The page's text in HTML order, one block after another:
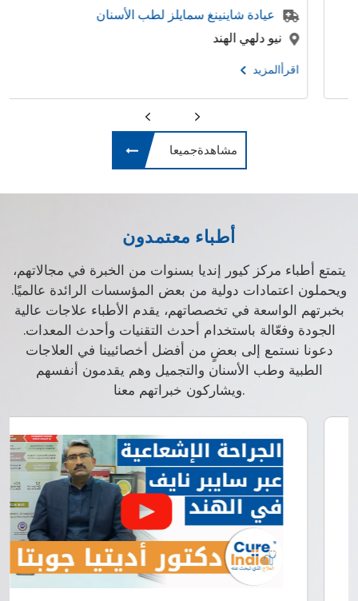
عيادة شاينينغ سمايلز لطب الأسنان
نيو دلهي الهند
اقرأالمزيد
مشاهدةجميعا
أطباء معتمدون
يتمتع أطباء مركز كيور إنديا بسنوات من الخبرة في مجالاتهم،
ويحملون اعتمادات دولية من بعض المؤسسات الرائدة عالميًا.
بخبرتهم الواسعة في تخصصاتهم، يقدم الأطباء علاجات عالية
الجودة وفعّالة باستخدام أحدث التقنيات وأحدث المعدات.
دعونا نستمع إلى بعضٍ من أفضل أخصائيينا في العلاجات
الطبية وطب الأسنان والتجميل وهم يقدمون أنفسهم
ويشاركون خبراتهم معنا.